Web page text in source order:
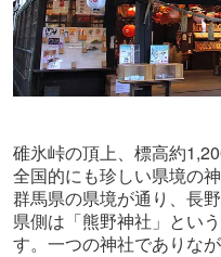
碓氷峠の頂上、標高約
全国的にも珍しい県境の
群馬県の県境が通り、長
県側は「熊野神社」とい
す。一つの神社でありな